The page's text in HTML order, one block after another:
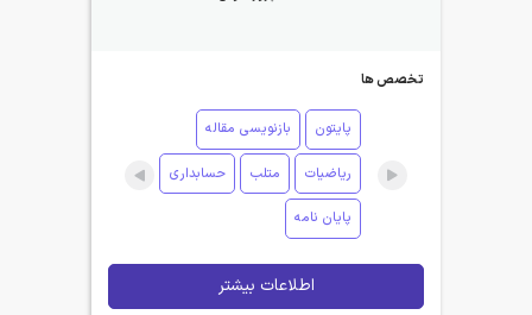
تخصص ها
پایتون بازنویسی مقاله
ریاضیات متلب حسابداری
پایان نامه
اطلاعات بیشتر